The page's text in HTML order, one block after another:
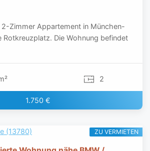
Zimmer Appartement in München-
Rotkreuzplatz. Die Wohnung befindet
2
1.750 €
ZU VERMIETEN